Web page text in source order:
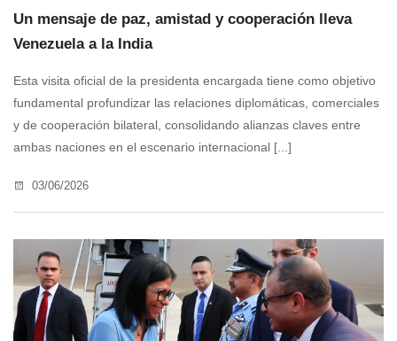
Un mensaje de paz, amistad y cooperación lleva
Venezuela a la India
Esta visita oficial de la presidenta encargada tiene como objetivo
fundamental profundizar las relaciones diplomáticas, comerciales
y de cooperación bilateral, consolidando alianzas claves entre
ambas naciones en el escenario internacional [...]
03/06/2026